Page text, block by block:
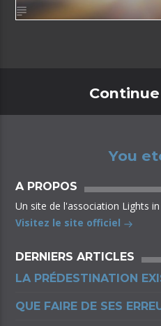
You
A PROPOS
Un site de l'association Lights
Visitez le site officiel
DERNIERS ARTICLES
LA PRÉDESTINATION
QUE FAIRE DE SES